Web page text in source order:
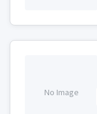
No Image